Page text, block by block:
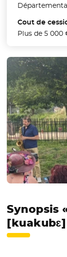
Cout de
Plus de 5 000
Synopsis